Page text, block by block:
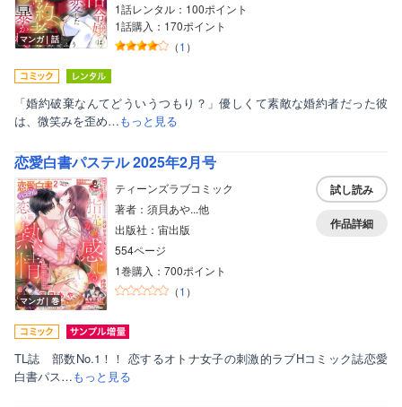
マンガ｜話
1話レンタル：100ポイント
1話購入：170ポイント
（1 ）
「婚約破棄なんてどういうつもり？」優しくて素敵な婚約者だった彼
は、微笑みを歪め…もっと見る
恋愛白書パステル 2025年2月号
マンガ｜巻
ティーンズラブコミック
著者：須貝あや...他
出版社：宙出版
554ページ
1巻購入：700ポイント
（1 ）
試し読み
作品詳細
TL誌 部数No.1！！ 恋するオトナ女子の刺激的ラブHコミック誌恋愛
白書パス…もっと見る